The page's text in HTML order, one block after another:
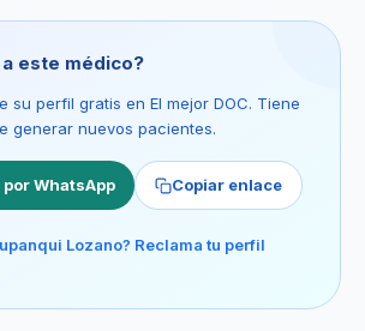
este médico?
su perfil gratis en El mejor DOC. Tiene
generar nuevos pacientes.
WhatsApp Copiar enlace
Lozano? Reclama tu perfil